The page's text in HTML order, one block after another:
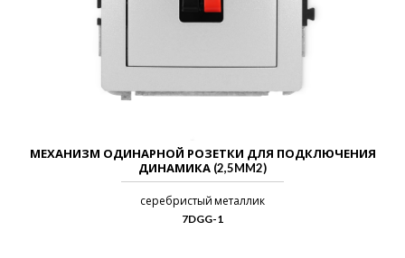
МЕХАНИЗМ ОДИНАРНОЙ РОЗЕТКИ ДЛЯ ПОДКЛЮЧЕНИЯ
ДИНАМИКА (2,5MM2)
серебристый металлик
7DGG-1